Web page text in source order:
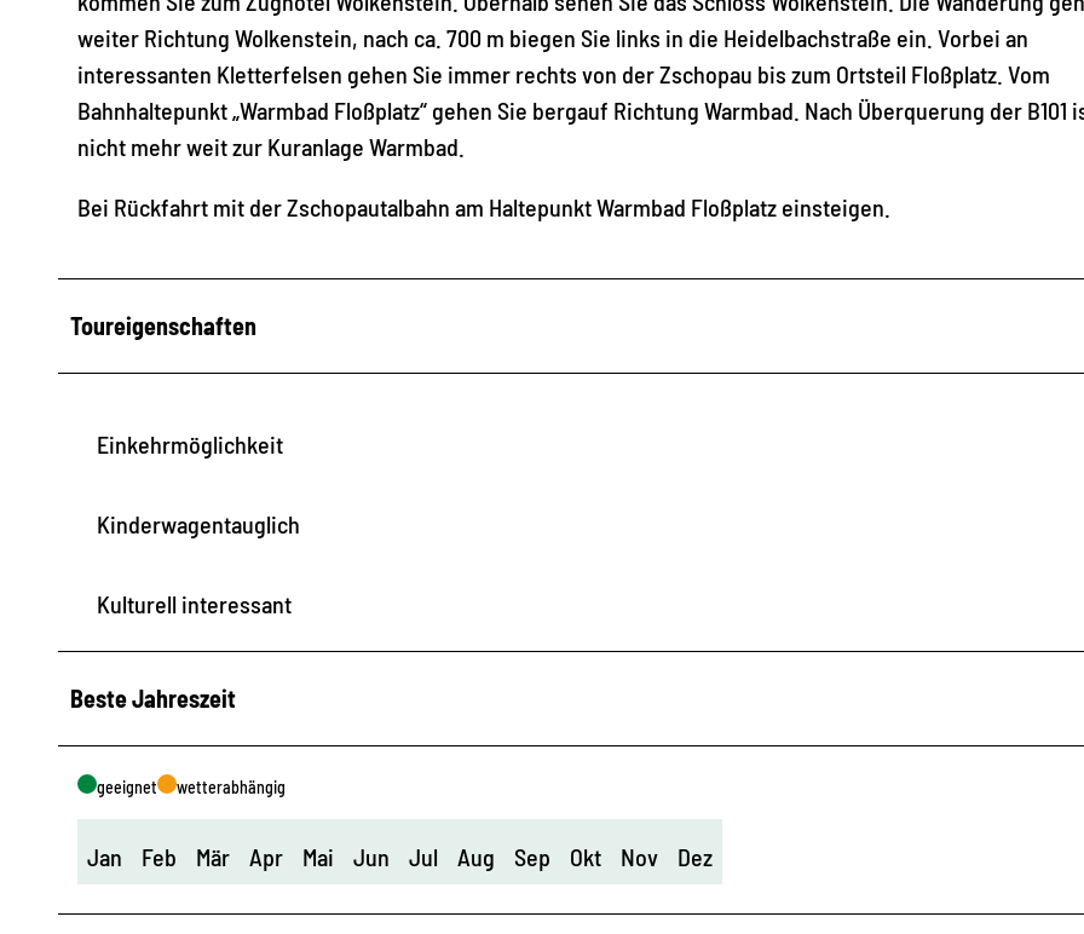
weiter Richtung Wolkenstein, nach ca. 700 m biegen Sie links in die Heidelbachstraße ein. Vorbei an
interessanten Kletterfelsen gehen Sie immer rechts von der Zschopau bis zum Ortsteil Floßplatz. Vom
Bahnhaltepunkt „Warmbad Floßplatz“ gehen Sie bergauf Richtung Warmbad. Nach Überquerung der B101
nicht mehr weit zur Kuranlage Warmbad.
Bei Rückfahrt mit der Zschopautalbahn am Haltepunkt Warmbad Floßplatz einsteigen.
Toureigenschaften
Einkehrmöglichkeit
Kinderwagentauglich
Kulturell interessant
Beste Jahreszeit
geeignet wetterabhängig
Jan Feb Mär Apr Mai Jun Jul Aug Sep Okt Nov Dez